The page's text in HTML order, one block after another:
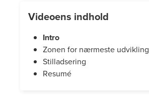
Videoens indhold
Intro
Zonen for nærmeste udvikling
Stilladsering
Resumé